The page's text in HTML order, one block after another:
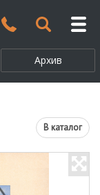
Архив
В каталог